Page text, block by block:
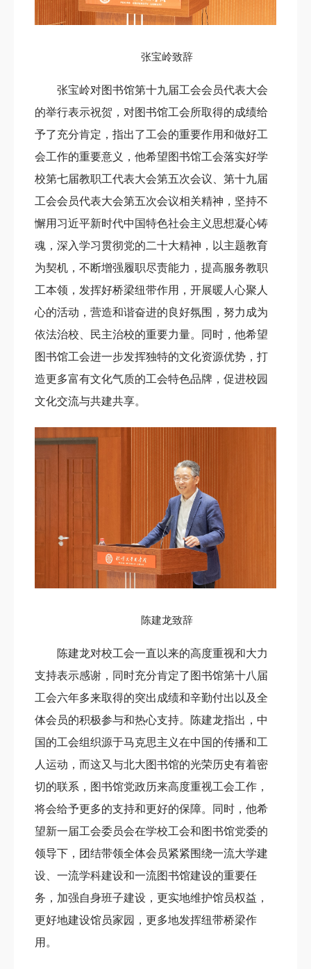
张宝岭致辞
张宝岭对图书馆第十九届工会会员代表大会
的举行表示祝贺，对图书馆工会所取得的成绩给
予了充分肯定，指出了工会的重要作用和做好工
会工作的重要意义，他希望图书馆工会落实好学
校第七届教职工代表大会第五次会议、第十九届
工会会员代表大会第五次会议相关精神，坚持不
懈用习近平新时代中国特色社会主义思想凝心铸
魂，深入学习贯彻党的二十大精神，以主题教育
为契机，不断增强履职尽责能力，提高服务教职
工本领，发挥好桥梁纽带作用，开展暖人心聚人
心的活动，营造和谐奋进的良好氛围，努力成为
依法治校、民主治校的重要力量。同时，他希望
图书馆工会进一步发挥独特的文化资源优势，打
造更多富有文化气质的工会特色品牌，促进校园
文化交流与共建共享。
陈建龙致辞
陈建龙对校工会一直以来的高度重视和大力
支持表示感谢，同时充分肯定了图书馆第十八届
工会六年多来取得的突出成绩和辛勤付出以及全
体会员的积极参与和热心支持。陈建龙指出，中
国的工会组织源于马克思主义在中国的传播和工
人运动，而这又与北大图书馆的光荣历史有着密
切的联系，图书馆党政历来高度重视工会工作，
将会给予更多的支持和更好的保障。同时，他希
望新一届工会委员会在学校工会和图书馆党委的
领导下，团结带领全体会员紧紧围绕一流大学建
设、一流学科建设和一流图书馆建设的重要任
务，加强自身班子建设，更实地维护馆员权益，
更好地建设馆员家园，更多地发挥纽带桥梁作
用。